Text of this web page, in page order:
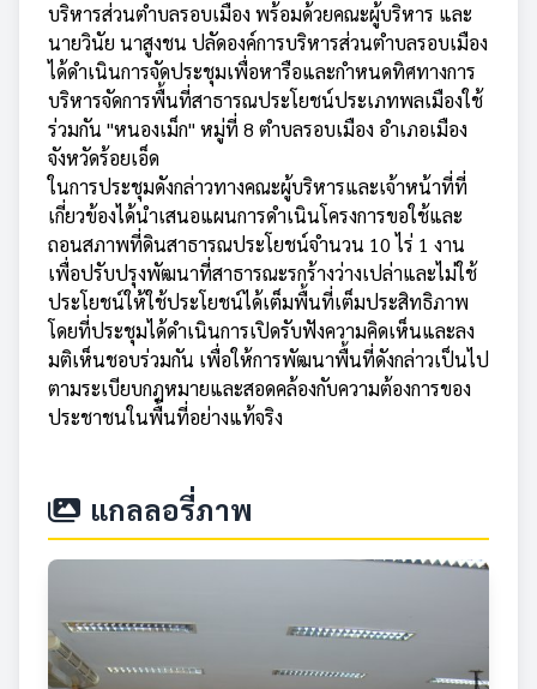
บริหารส่วนตำบลรอบเมือง พร้อมด้วยคณะผู้บริหาร และ
นายวินัย นาสูงชน ปลัดองค์การบริหารส่วนตำบลรอบเมือง
ได้ดำเนินการจัดประชุมเพื่อหารือและกำหนดทิศทางการ
บริหารจัดการพื้นที่สาธารณประโยชน์ประเภทพลเมืองใช้
ร่วมกัน "หนองเม็ก" หมู่ที่ 8 ตำบลรอบเมือง อำเภอเมือง
จังหวัดร้อยเอ็ด
​ในการประชุมดังกล่าวทางคณะผู้บริหารและเจ้าหน้าที่ที่
เกี่ยวข้องได้นำเสนอแผนการดำเนินโครงการขอใช้และ
ถอนสภาพที่ดินสาธารณประโยชน์จำนวน 10 ไร่ 1 งาน
เพื่อปรับปรุงพัฒนาที่สาธารณะรกร้างว่างเปล่าและไม่ใช้
ประโยชน์ให้ใช้ประโยชน์ได้เต็มพื้นที่เต็มประสิทธิภาพ
โดยที่ประชุมได้ดำเนินการเปิดรับฟังความคิดเห็นและลง
มติเห็นชอบร่วมกัน เพื่อให้การพัฒนาพื้นที่ดังกล่าวเป็นไป
ตามระเบียบกฎหมายและสอดคล้องกับความต้องการของ
ประชาชนในพื้นที่อย่างแท้จริง
แกลลอรี่ภาพ